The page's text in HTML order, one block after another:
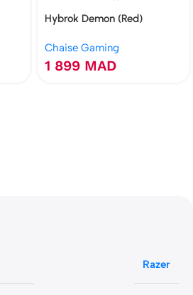
Hybrok Demon (Red)
Chaise Gaming
1 899 MAD
Razer